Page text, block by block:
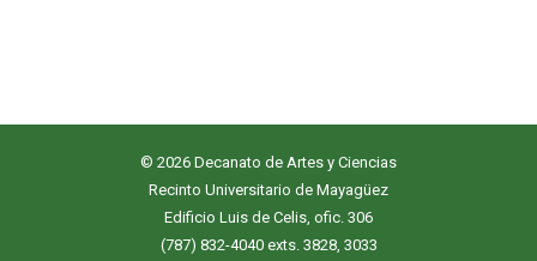
© 2026 Decanato de Artes y Ciencias
Recinto Universitario de Mayagüez
Edificio Luis de Celis, ofic. 306
(787) 832-4040 exts. 3828, 3033